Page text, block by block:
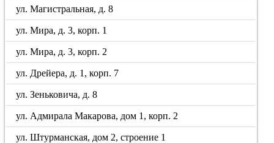
ул. Магистральная, д. 8
ул. Мира, д. 3, корп. 1
ул. Мира, д. 3, корп. 2
ул. Дрейера, д. 1, корп. 7
ул. Зеньковича, д. 8
ул. Адмирала Макарова, дом 1, корп. 2
ул. Штурманская, дом 2, строение 1